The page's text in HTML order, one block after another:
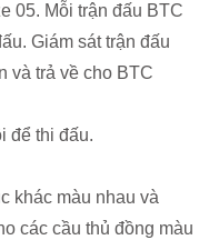
05. Mỗi trận đấu BTC
Giám sát trận đấu
và trả về cho BTC
để thi đấu.
khác màu nhau và
các cầu thủ đồng màu